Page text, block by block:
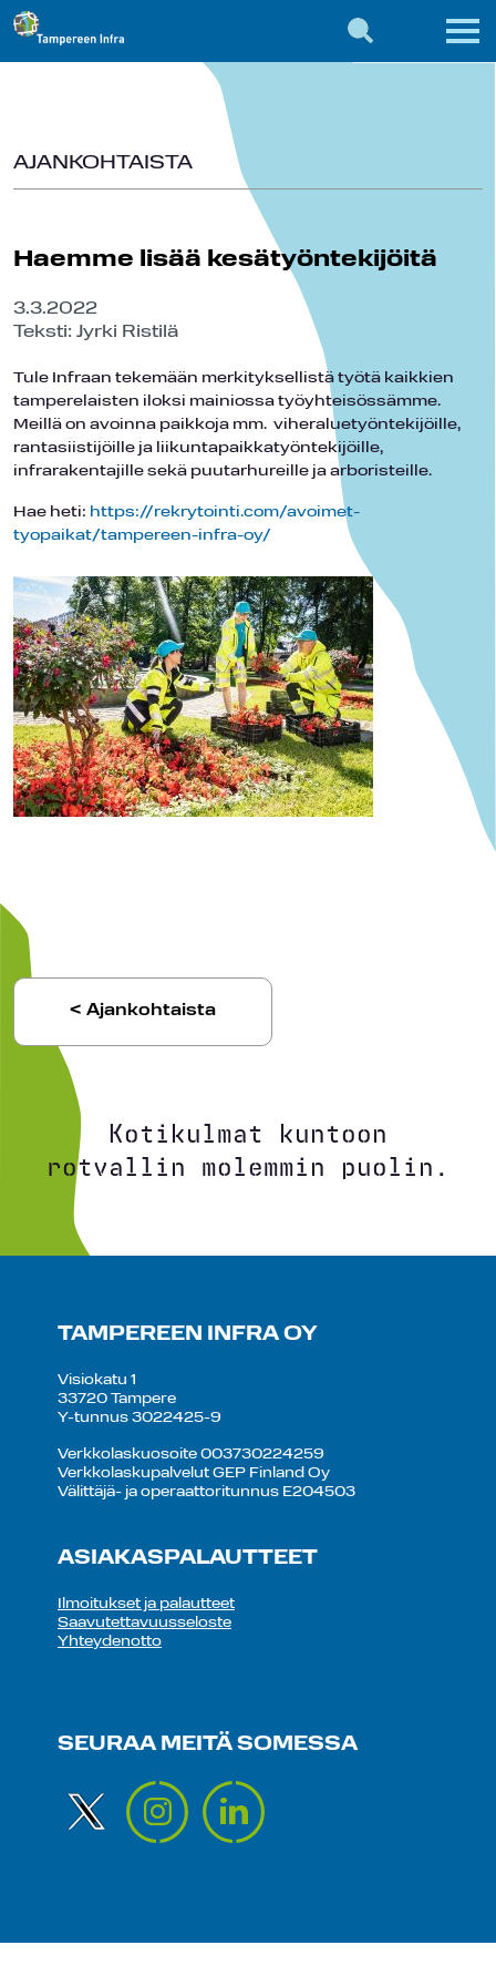
AJANKOHTAISTA
Haemme lisää kesätyöntekijöitä
3.3.2022
Teksti: Jyrki Ristilä
Tule Infraan tekemään merkityksellistä työtä kaikkien
tamperelaisten iloksi mainiossa työyhteisössämme.
Meillä on avoinna paikkoja mm. viheraluetyöntekijöille,
rantasiistijöille ja liikuntapaikkatyöntekijöille,
infrarakentajille sekä puutarhureille ja arboristeille.
Hae heti: https://rekrytointi.com/avoimet-
tyopaikat/tampereen-infra-oy/
< Ajankohtaista
Kotikulmat kuntoon
rotvallin molemmin puolin.
TAMPEREEN INFRA OY
Visiokatu 1
33720 Tampere
Y-tunnus 3022425-9
Verkkolaskuosoite 003730224259
Verkkolaskupalvelut GEP Finland Oy
Välittäjä- ja operaattoritunnus E204503
ASIAKASPALAUTTEET
Ilmoitukset ja palautteet
Saavutettavuusseloste
Yhteydenotto
SEURAA MEITÄ SOMESSA